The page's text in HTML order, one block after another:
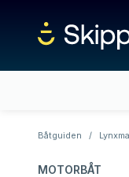
Båtguiden /
MOTORBÅT